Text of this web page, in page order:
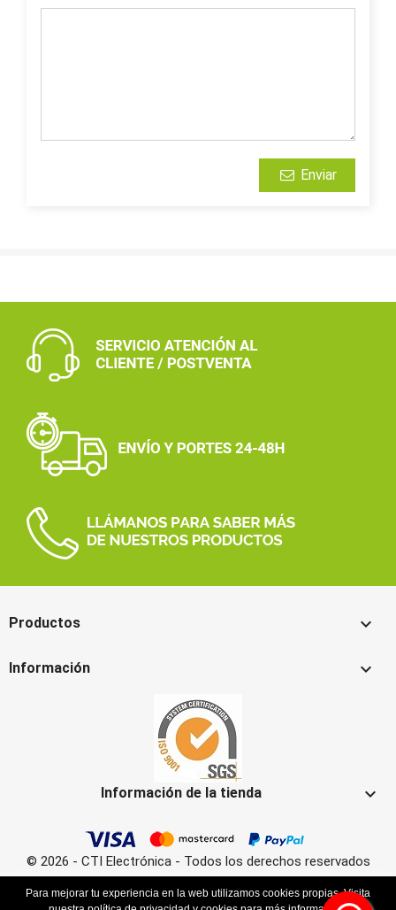
Enviar
Productos 
Información 
Información de la tienda 
Para mejorar tu experiencia en la web utilizamos cookies propias. Visita
© 2026 - CTI Electrónica - Todos los derechos reservados